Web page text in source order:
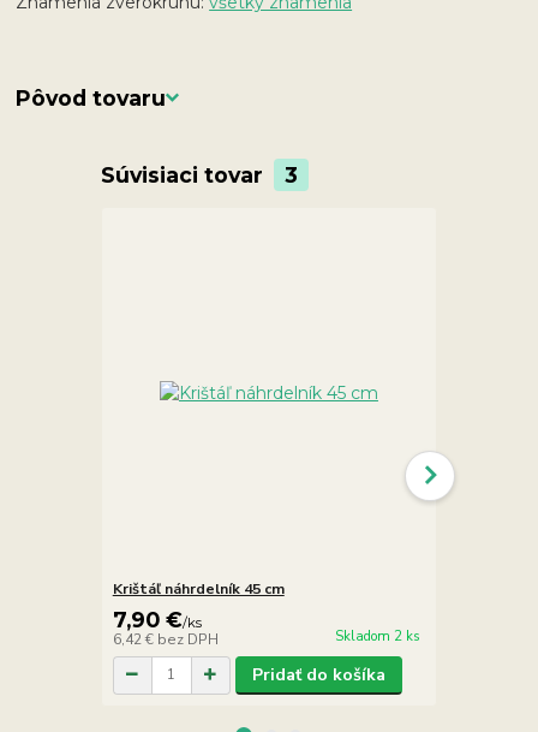
Pôvod tovaru
Súvisiaci tovar 3
Krištáľ náhrdelník 45 cm
7,90 €/ks
6,42 € bez DPH Skladom 2 ks
Pridať do košíka